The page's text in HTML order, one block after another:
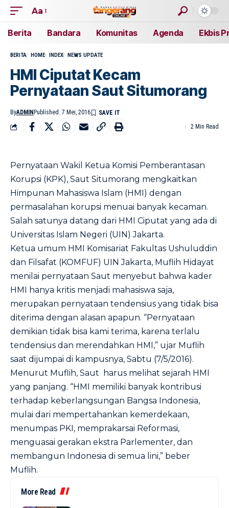
Aa
Berita Bandara Komunitas Agenda Ekbis
BERITA HOME INDEX NEWS UPDATE
HMI Ciputat Kecam
Pernyataan Saut Situmorang
ByADMIN Published: 7 Mei, 2016
2 Min Read
Pernyataan Wakil Ketua Komisi Pemberantasan
Korupsi (KPK), Saut Situmorang mengkaitkan
Himpunan Mahasiswa Islam (HMI) dengan
permasalahan korupsi menuai banyak kecaman.
Salah satunya datang dari HMI Ciputat yang ada di
Universitas Islam Negeri (UIN) Jakarta.
Ketua umum HMI Komisariat Fakultas Ushuluddin
dan Filsafat (KOMFUF) UIN Jakarta, Muflih Hidayat
menilai pernyataan Saut menyebut bahwa kader
HMI hanya kritis menjadi mahasiswa saja,
merupakan pernyataan tendensius yang tidak bisa
diterima dengan alasan apapun. “Pernyataan
demikian tidak bisa kami terima, karena terlalu
tendensius dan merendahkan HMI,” ujar Muflih
saat dijumpai di kampusnya, Sabtu (7/5/2016).
Menurut Muflih, Saut harus melihat sejarah HMI
yang panjang. “HMI memiliki banyak kontribusi
terhadap keberlangsungan Bangsa Indonesia,
mulai dari mempertahankan kemerdekaan,
menumpas PKI, memprakarsai Reformasi,
menguasai gerakan ekstra Parlementer, dan
membangun Indonesia di semua lini,” beber
Muflih.
More Read